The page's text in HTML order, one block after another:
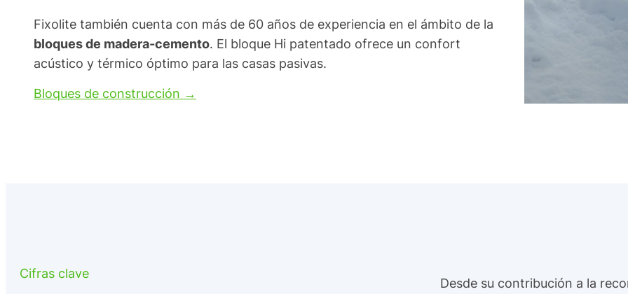
Fixolite también cuenta con más de 60 años de experiencia en el ámbito de la
bloques de madera-cemento. El bloque Hi patentado ofrece un confort
acústico y térmico óptimo para las casas pasivas.
Bloques de construcción →
Cifras clave
Desde su contribución a la